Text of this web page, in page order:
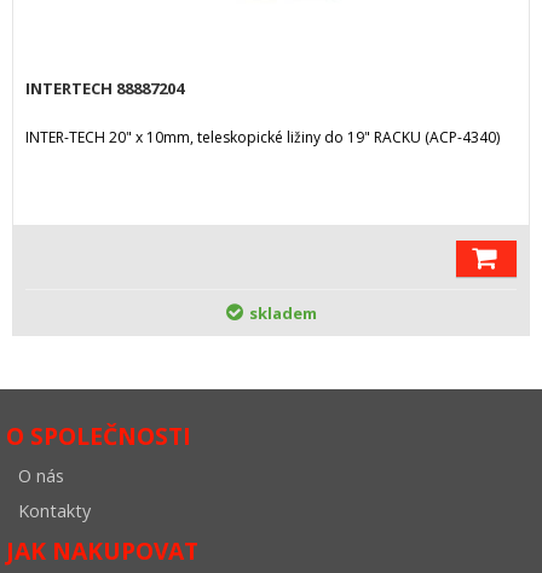
INTERTECH 88887204
INTER-TECH 20" x 10mm, teleskopické ližiny do 19" RACKU (ACP-4340)
skladem
O SPOLEČNOSTI
O nás
Kontakty
JAK NAKUPOVAT